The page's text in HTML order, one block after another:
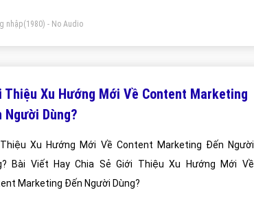
nhập(1980) - No Audio
Thiệu Xu Hướng Mới Về Content Marketing
Người Dùng?
Xu Hướng Mới Về Content Marketing Đến Người
Viết Hay Chia Sẻ Giới Thiệu Xu Hướng Mới Về
Marketing Đến Người Dùng?